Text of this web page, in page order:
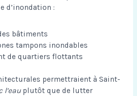
d’inondation :
bâtiments
tampons inondables
de quartiers flottants
permettraient à Saint-
l’eauplutôt que de lutter